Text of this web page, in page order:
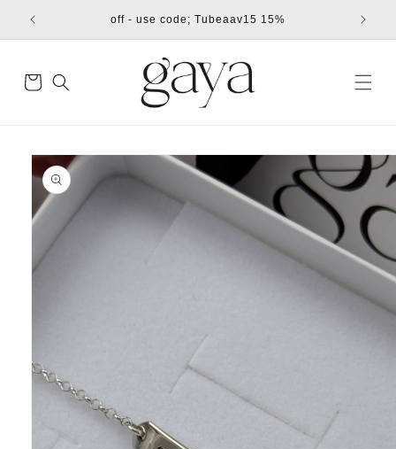
דילוג
לתוכן
15% off - use code; Tubeaav15
קניות
דילוג
למידע
מוצר